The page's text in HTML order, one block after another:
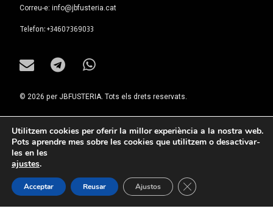
Correu-e: info@jbfusteria.cat
Tel:
Telefon: +34607369033
E-mailTelegramWhatsApp
© 2026 per JBFUSTERIA. Tots els drets reservats.
Inici
Fusteria
Portes
Alumini
Empresa
Contactar
Utilitzem cookies per oferir la millor experiència a la nostra web.
Pots aprendre mes sobre les cookies que utilitzem o desactivar-
les en les
ajustes.
Acceptar Reusar Ajustos Tanca el bàner de